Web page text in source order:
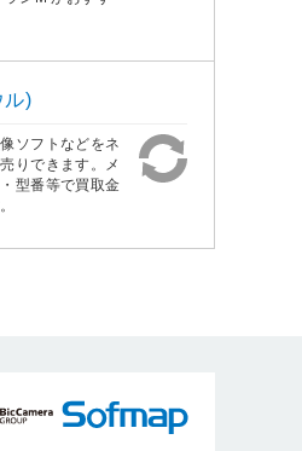
ル)
ソフトなどをネ
りできます。メ
型番等で買取金